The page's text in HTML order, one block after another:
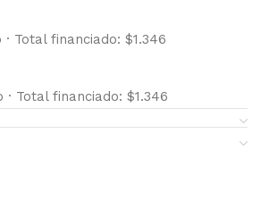
· Total financiado: $1.346
· Total financiado: $1.346